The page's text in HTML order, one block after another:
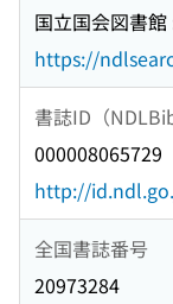
国立国会図書
https://
書誌ID（
000008065729
http://
全国書誌番号
20973284